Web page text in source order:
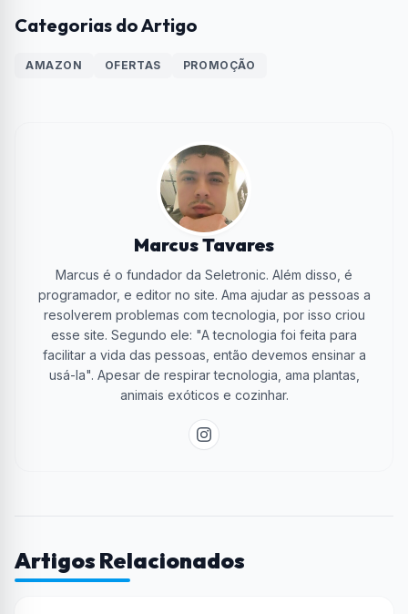
Categorias do Artigo
AMAZON OFERTAS PROMOÇÃO
Marcus Tavares
Marcus é o fundador da Seletronic. Além disso, é
programador, e editor no site. Ama ajudar as pessoas a
resolverem problemas com tecnologia, por isso criou
esse site. Segundo ele: "A tecnologia foi feita para
facilitar a vida das pessoas, então devemos ensinar a
usá-la". Apesar de respirar tecnologia, ama plantas,
animais exóticos e cozinhar.
Artigos Relacionados